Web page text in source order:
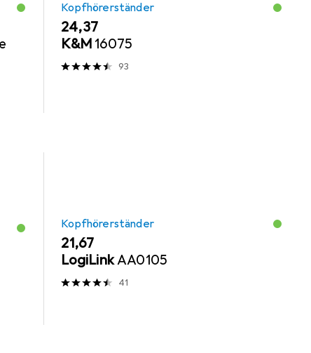
Kopfhörerständer
EUR
24,37
K&M 16075
93
Kopfhörerständer
EUR
21,67
LogiLinkAA0105
41